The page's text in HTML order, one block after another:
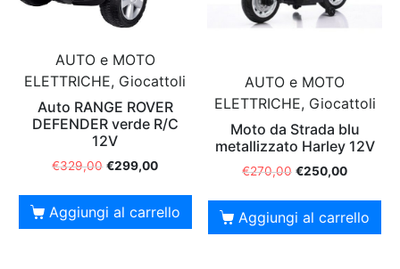
AUTO e MOTO
ELETTRICHE, Giocattoli
Auto RANGE ROVER
DEFENDER verde R/C
12V
€329,00 €299,00
Aggiungi al carrello
AUTO e MOTO
ELETTRICHE, Giocattoli
Moto da Strada blu
metallizzato Harley 12V
€270,00 €250,00
Aggiungi al carrello